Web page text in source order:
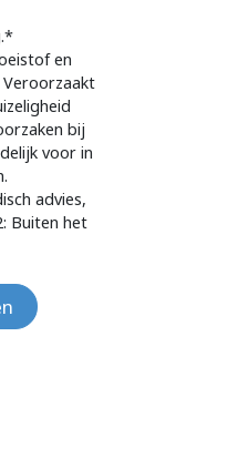
en
Veroorzaakt
bij
voor in
advies,
Buiten het